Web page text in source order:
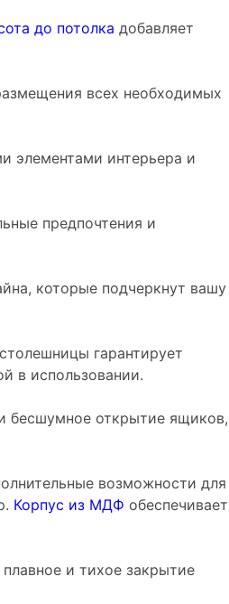
до потолка добавляет
всех необходимых
элементами интерьера и
предпочтения и
которые подчеркнут вашу
гарантирует
в использовании.
бесшумное открытие ящиков,
возможности для
Корпус из МДФ обеспечивает
и тихое закрытие